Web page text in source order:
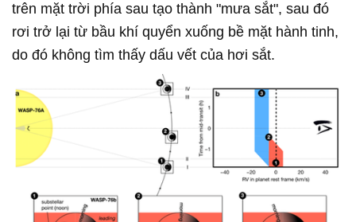
trên mặt trời phía sau tạo thành "mưa sắt", sau đó
rơi trở lại từ bầu khí quyển xuống bề mặt hành tinh,
do đó không tìm thấy dấu vết của hơi sắt.